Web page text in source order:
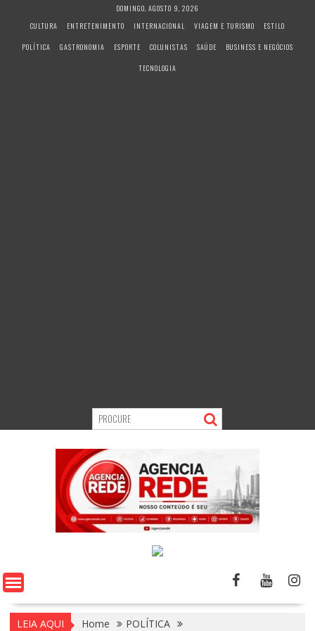
DOMINGO, AGOSTO 9, 2026
CULTURA
ENTRETENIMENTO INTERNACIONAL VIAGEM E TURISMO
ESTILO
POLÍTICA
GASTRONOMIA ESPORTE COLUNISTAS SAÚDE
BUSINESS E NEGÓCIOS
TECNOLOGIA
LEIA AQUI Home
POLÍTICA